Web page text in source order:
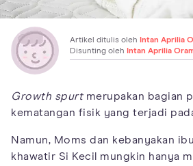
Artikel ditulis oleh Intan Aprilia
Disunting oleh Intan Aprilia
Growth spurtmerupakan bagian
kematangan fisik yang terjadi
Namun, Moms dan kebanyakan
khawatir Si Kecil mungkin hanya